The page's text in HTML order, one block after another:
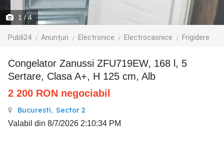
1 / 4
Publi24 Anunțuri Electronice Electrocasnice Frigidere
Congelator Zanussi ZFU719EW, 168 l, 5
Sertare, Clasa A+, H 125 cm, Alb
2 200 RON negociabil
Bucuresti, Sector 2
Valabil din 8/7/2026 2:10:34 PM